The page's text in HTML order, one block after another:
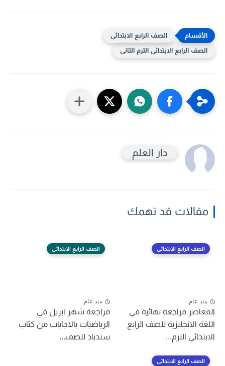
الصف الرابع الابتدائى
الصف الرابع الابتدائى الترم الثانى
دار العلم
مقالات قد تهمك
الصف الرابع الابتدائى
منذ عام
المعاصر مراجعة نهائية في
اللغة الانجليزية للصف الرابع
الابتدائي الترم...
الصف الرابع الابتدائى
منذ عام
مراجعة شهر ابريل في
الرياضيات بالاجابات من كتاب
سندباد للصف...
الصف الرابع الابتدائى